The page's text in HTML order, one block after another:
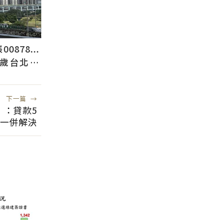
00878...
台北人
下一篇 →
：貸款5
併解決